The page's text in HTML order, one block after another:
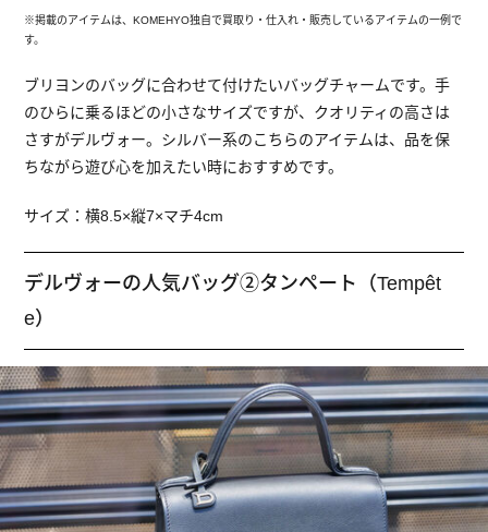
※掲載のアイテムは、KOMEHYO独自で買取り・仕入れ・販売しているアイテムの一例で
す。
ブリヨンのバッグに合わせて付けたいバッグチャームです。手
のひらに乗るほどの小さなサイズですが、クオリティの高さは
さすがデルヴォー。シルバー系のこちらのアイテムは、品を保
ちながら遊び心を加えたい時におすすめです。
サイズ：横8.5×縦7×マチ4cm
デルヴォーの人気バッグ②タンペート（Tempêt
e）